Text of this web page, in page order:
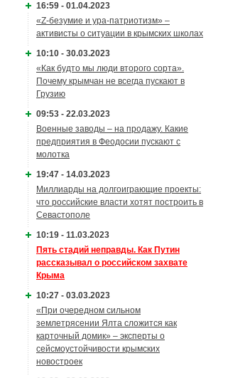
16:59 - 01.04.2023
«Z-безумие и ура-патриотизм» –
активисты о ситуации в крымских школах
10:10 - 30.03.2023
«Как будто мы люди второго сорта».
Почему крымчан не всегда пускают в
Грузию
09:53 - 22.03.2023
Военные заводы – на продажу. Какие
предприятия в Феодосии пускают с
молотка
19:47 - 14.03.2023
Миллиарды на долгоиграющие проекты:
что российские власти хотят построить в
Севастополе
10:19 - 11.03.2023
Пять стадий неправды. Как Путин
рассказывал о российском захвате
Крыма
10:27 - 03.03.2023
«При очередном сильном
землетрясении Ялта сложится как
карточный домик» – эксперты о
сейсмоустойчивости крымских
новостроек